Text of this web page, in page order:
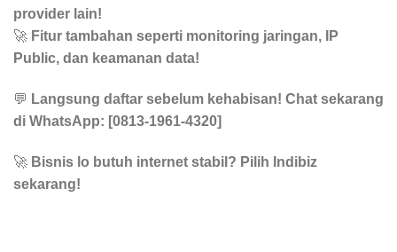
provider lain!
🚀 Fitur tambahan seperti monitoring jaringan, IP
Public, dan keamanan data!
💬 Langsung daftar sebelum kehabisan! Chat sekarang
di WhatsApp: [0813-1961-4320]
🚀 Bisnis lo butuh internet stabil? Pilih Indibiz
sekarang!